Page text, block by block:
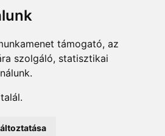
támogató, az
szolgáló, statisztikai
talál.